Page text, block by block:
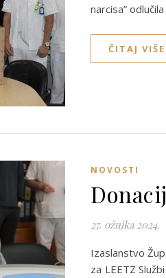
narcisa”
ČITAJ VIŠE
NOVOSTI
27. ožujka 2024.
Izaslanstvo
za LEETZ